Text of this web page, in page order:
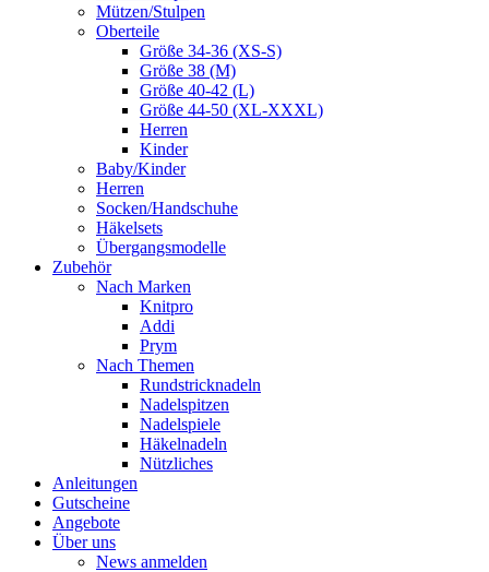
Mützen/Stulpen
Oberteile
Größe 34-36 (XS-S)
Größe 38 (M)
Größe 40-42 (L)
Größe 44-50 (XL-XXXL)
Herren
Kinder
Baby/Kinder
Herren
Socken/Handschuhe
Häkelsets
Übergangsmodelle
Zubehör
Nach Marken
Knitpro
Addi
Prym
Nach Themen
Rundstricknadeln
Nadelspitzen
Nadelspiele
Häkelnadeln
Nützliches
Anleitungen
Gutscheine
Angebote
Über uns
News anmelden